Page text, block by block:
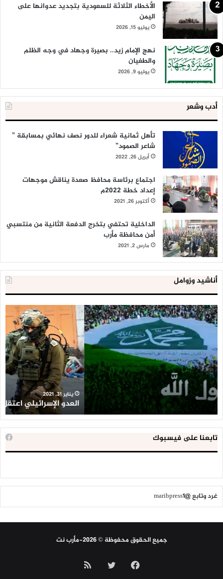
الأخطاء الثلاثة للسعودية بتجديد عدوانها على
اليمن
يوليو 15, 2026
نهج الإمام زيد.. بصيرة وجهاد في وجه الظلم
والطغيان
يوليو 9, 2026
أدب وشعر
تأهل ثمانية شعراء للدور نصف نهائي بمسابقة ”
شاعر الصمود”
أبريل 26, 2022
اجتماع برئاسة محافظ صعدة يناقش موجهات
إعداد خطة 2022م
أكتوبر 26, 2021
الداخلية تحتفي بتخرج الدفعة الثانية من منتسبي
أمن محافظة مأرب
مارس 2, 2021
أناشيد وزوامل
العدو
الإسرائيلي
اعتقل
طفلا
فلسطينيا
خلال
2020
يناير 31, 2021
العدو الإسرائيلي اعتقل 543 طفلا فلسطينيا خلال 2020
تابعنا على فيسبوك
غرد وتابع @maribpress1
جميع الحقوق محفوظة © 2026-مأرب نت
فيسبوك تويتر ملخص